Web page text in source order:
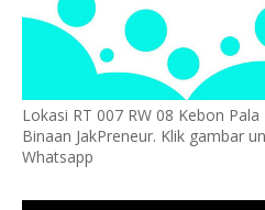
Lokasi RT 007 RW 08 Kebon
Binaan JakPreneur. Klik gambar
Whatsapp